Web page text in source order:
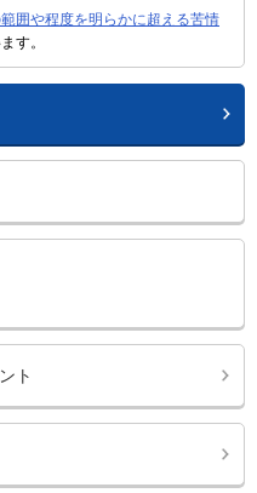
範囲や程度を明らかに超える苦情
す。
ト